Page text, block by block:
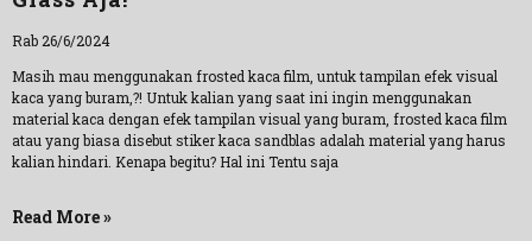
Rab 26/6/2024
Masih mau menggunakan frosted kaca film, untuk tampilan efek visual
kaca yang buram,?! Untuk kalian yang saat ini ingin menggunakan
material kaca dengan efek tampilan visual yang buram, frosted kaca film
atau yang biasa disebut stiker kaca sandblas adalah material yang harus
kalian hindari. Kenapa begitu? Hal ini Tentu saja
Read More »